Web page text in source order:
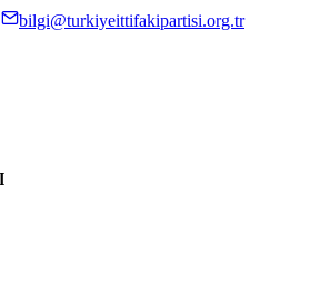
bilgi@turkiyeittifakipartisi.org.tr